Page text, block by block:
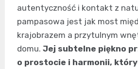
autentyczność i kontakt z
pampasowa jest jak most
krajobrazem a przytulnym
domu. Jej subtelne piękno
o prostocie i harmonii,